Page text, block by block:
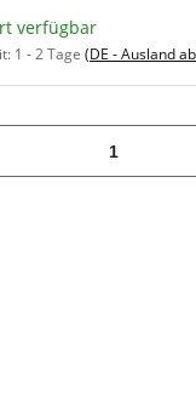
verfügbar
1 - 2 Tage (DE - Ausland